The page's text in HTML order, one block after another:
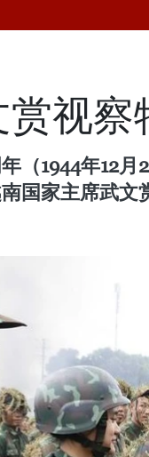
赏视
（1944年12
国家主席武